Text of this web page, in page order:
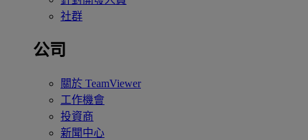
社群
公司
關於 TeamViewer
工作機會
投資商
新聞中心